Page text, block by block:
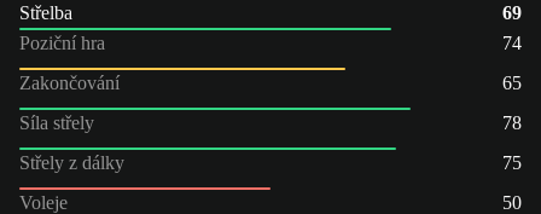
Střelba
69
Poziční hra
74
Zakončování
65
Síla střely
78
Střely z dálky
75
Voleje
50